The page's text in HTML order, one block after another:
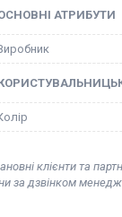
АТРИБУТИ
клієнти та
за дзвінком